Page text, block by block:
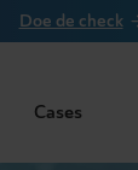
Doe de check
Cases